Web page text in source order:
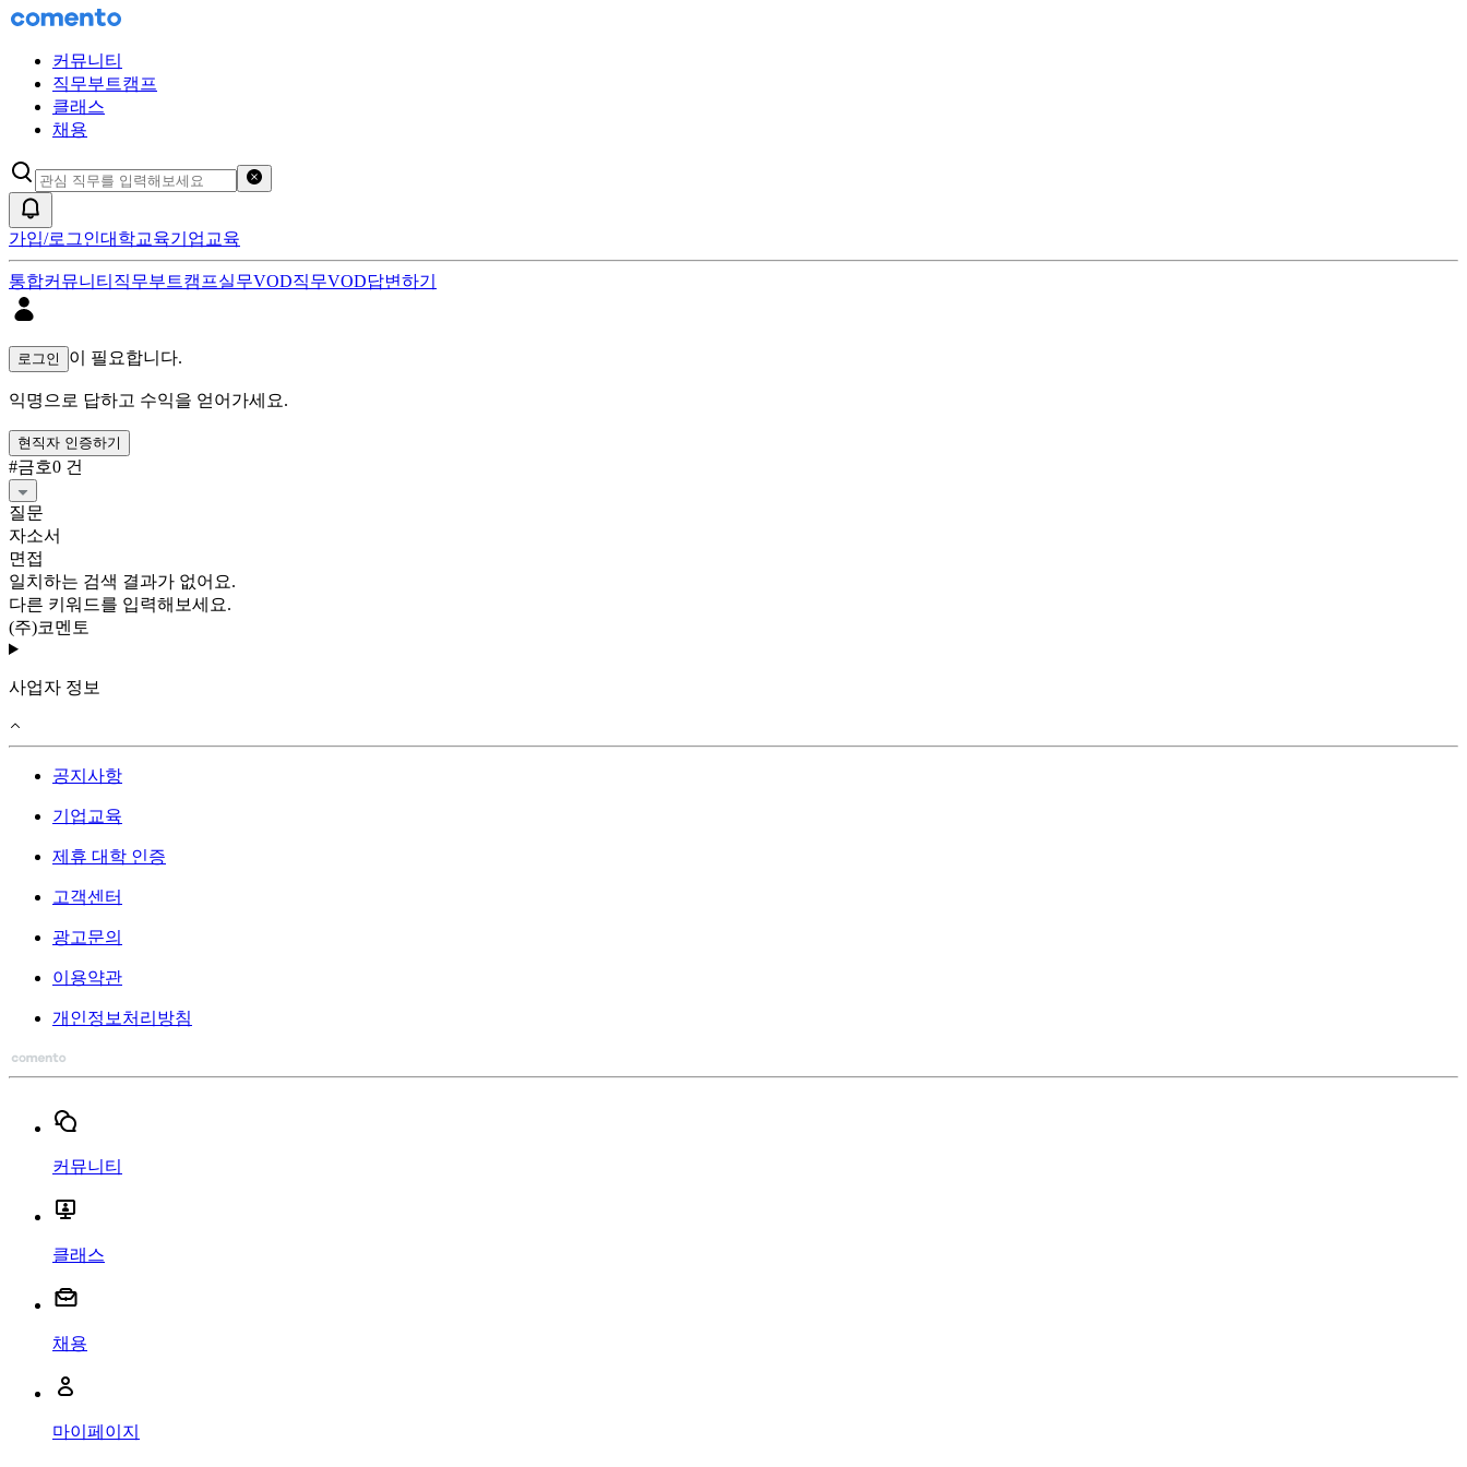
커뮤니티
직무부트캠프
클래스
채용
가입/로그인대학교육기업교육
통합커뮤니티 직무부트캠프실무VOD직무VOD답변하기
로그인 이 필요합니다.
익명으로 답하고 수익을 얻어가세요.
현직자 인증하기
#금호0 건
질문
자소서
면접
일치하는 검색 결과가 없어요.
다른 키워드를 입력해보세요.
(주)코멘토
사업자 정보
공지사항
기업교육
제휴 대학 인증
고객센터
광고문의
이용약관
개인정보처리방침
커뮤니티
클래스
채용
마이페이지